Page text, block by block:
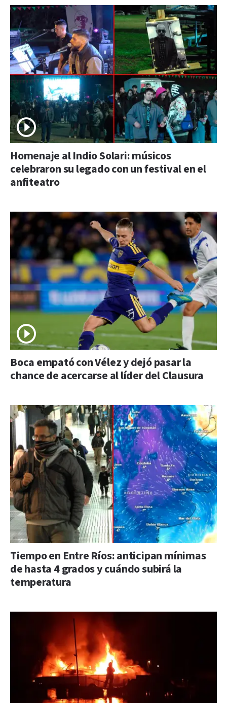
Homenaje al Indio Solari: músicos
celebraron su legado con un festival en el
anfiteatro
Boca empató con Vélez y dejó pasar la
chance de acercarse al líder del Clausura
Tiempo en Entre Ríos: anticipan mínimas
de hasta 4 grados y cuándo subirá la
temperatura